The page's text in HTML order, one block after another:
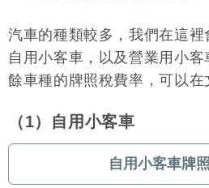
汽車的種類較多，我們在這
自用小客車，以及營業用小
餘車種的牌照稅費率，可以在
（1）自用小客車
自用小客車牌